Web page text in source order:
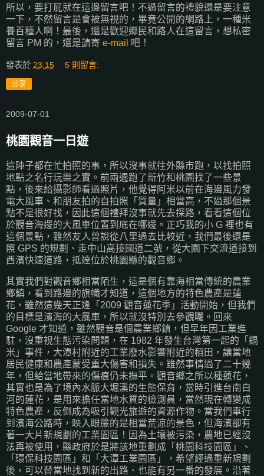
所以，要打屁就在這邊留言吧！不過留言的禮貌還是要注意
一下，不然留言是會被無視的，畢竟公開的網路上，一種米
養百種人啊！最後，還是歡迎鄉民和路人在這留言，想私密
留言 PM 的，還是請寄 e-mail 吧！
發表於 23:15 5 則留言:
分享
2009-07-01
桃園觀音一日遊
這陣子都在忙拍照的事，所以沒事就往外縣市跑，以找拍照
地點之名行玩樂之實。前兩週跑了新竹和桃園找了一些景
點，後來給攝影師看過照片，他覺得阿米以前在海邊風力發
電大風車、和朋友拍的自拍照「質量」相當高，不過那個景
點不是很好找，因此這個禮拜沒事就先去探路，看看這個位
於觀音海邊的大風車位置到底在哪邊。正巧我的小 G 裡也有
這個景點，雖然友人曾說從八里過去比較近，我們最後還是
照 GPS 的規劃、走中山高接國道二號，從大園下交流道接到
西濱快速道路，抵達位於桃園縣的觀音鄉。
其實我們對觀音鄉相當陌生，這是個有靠海相當傳統的農業
鄉鎮，看到路邊的旗幟才知道，這個地方的特色農產是蓮
花，雖然這幾天正逢「2009 觀音蓮花季」活動開始，但我們
的目標是濱海的大風車，所以就沒特別去參觀囉。回來
Google 才知道，雖然觀音是個農業鄉鎮，但早年因工業進
駐，沒重視生態污染問題，在 1982 年發生台灣第一起的「鎘
米」事件，大潭村附近的工業廢水影響附近的稻田，讓當地
居民健康和農產蒙受重大傷害和損失。雖然事情過了二十幾
年，但給當地帶來的傷痕仍未撫平。觀音鄉之所以種蓮花，
其實也是為了境內水脈大堀溪的生態保育，當時引進台南白
河的蓮花，是用來擔任當地水質的檢測員，當然現在轉變成
特色農產，反倒成為吸引觀光旅遊的資源作物。當我們車行
到濱海公路時，映入眼簾的是相當荒涼的景色，但海濱卻有
著一大片新規劃的工業園區！因為土壤被污染，農地已經沒
法再被使用，縣政府於是將該地重劃成「桃園科技園區」、
「環保科技園區」和「大潭工業園區」，希望經過重新規劃
後，可以替當地找到新的出路、也能有另一番的發展。沿著